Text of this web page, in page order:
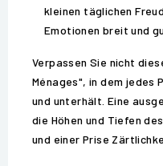
kleinen täglichen
Emotionen breit und
Verpassen Sie nicht
Ménages", in dem jedes
und unterhält. Eine
die Höhen und Tiefen
und einer Prise